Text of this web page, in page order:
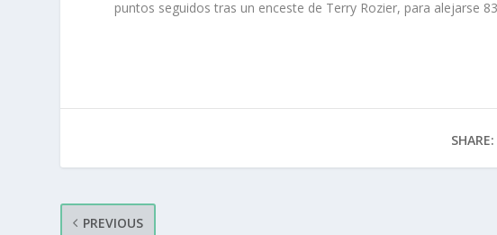
puntos seguidos tras un enceste de Terry Rozier, para alejarse
SHARE:
PREVIOUS